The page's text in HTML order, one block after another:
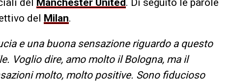
del Milan.
e una buona sensazione riguardo a questo
Voglio dire, amo molto il Bologna, ma il
molto, molto positive. Sono fiducioso